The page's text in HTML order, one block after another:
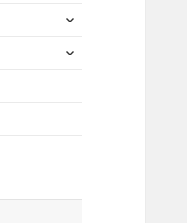
untermenü
untermenü